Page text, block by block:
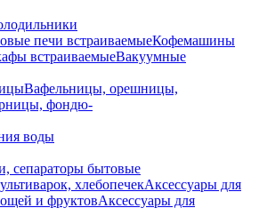
печи встраиваемыеКофемашины
встраиваемыеВакуумные
Вафельницы, орешницы,
фондю-
воды
сепараторы бытовые
хлебопечекАксессуары для
и фруктовАксессуары для